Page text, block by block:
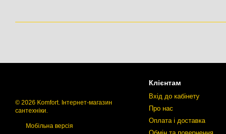
© 2026 Komfort. Інтернет-магазин
сантехніки.
Мобільна версія
Клієнтам
Вхід до кабінету
Про нас
Оплата і доставка